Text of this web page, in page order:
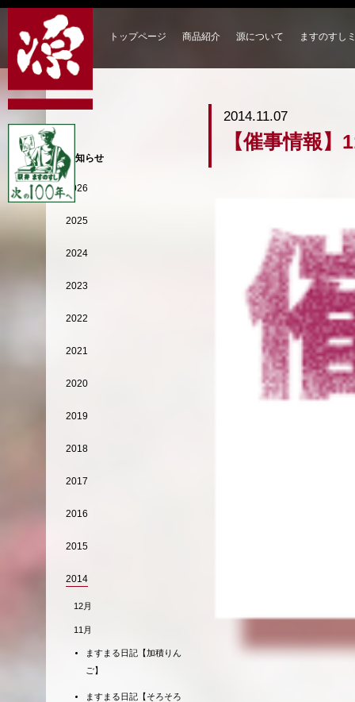
トップページ 商品紹介 源について ますのすし
2014.11.07
【催事情報
お知らせ
2026
2025
2024
2023
2022
2021
2020
2019
2018
2017
2016
2015
2014
12月
11月
ますまる日記【加積りん
ご】
ますまる日記【そろそろ